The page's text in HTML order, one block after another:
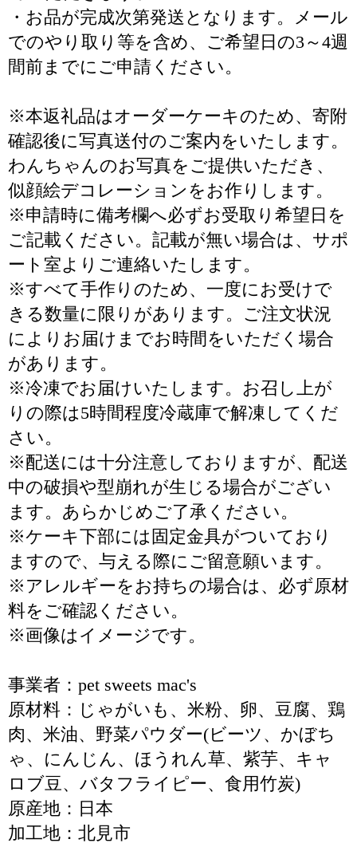
・お品が完成次第発送となります。メール
でのやり取り等を含め、ご希望日の3～4週
間前までにご申請ください。
※本返礼品はオーダーケーキのため、寄附
確認後に写真送付のご案内をいたします。
わんちゃんのお写真をご提供いただき、
似顔絵デコレーションをお作りします。
※申請時に備考欄へ必ずお受取り希望日を
ご記載ください。記載が無い場合は、サポ
ート室よりご連絡いたします。
※すべて手作りのため、一度にお受けで
きる数量に限りがあります。ご注文状況
によりお届けまでお時間をいただく場合
があります。
※冷凍でお届けいたします。お召し上が
りの際は5時間程度冷蔵庫で解凍してくだ
さい。
※配送には十分注意しておりますが、配送
中の破損や型崩れが生じる場合がござい
ます。あらかじめご了承ください。
※ケーキ下部には固定金具がついており
ますので、与える際にご留意願います。
※アレルギーをお持ちの場合は、必ず原材
料をご確認ください。
※画像はイメージです。
事業者：pet sweets mac's
原材料：じゃがいも、米粉、卵、豆腐、鶏
肉、米油、野菜パウダー(ビーツ、かぼち
ゃ、にんじん、ほうれん草、紫芋、キャ
ロブ豆、バタフライピー、食用竹炭)
原産地：日本
加工地：北見市